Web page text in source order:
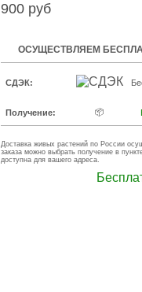
900 руб
ОСУЩЕСТВЛЯЕМ
СДЭК:
Получение: 📦
Доставка живых растений по России
заказа можно выбрать получение в
доступна для вашего адреса.